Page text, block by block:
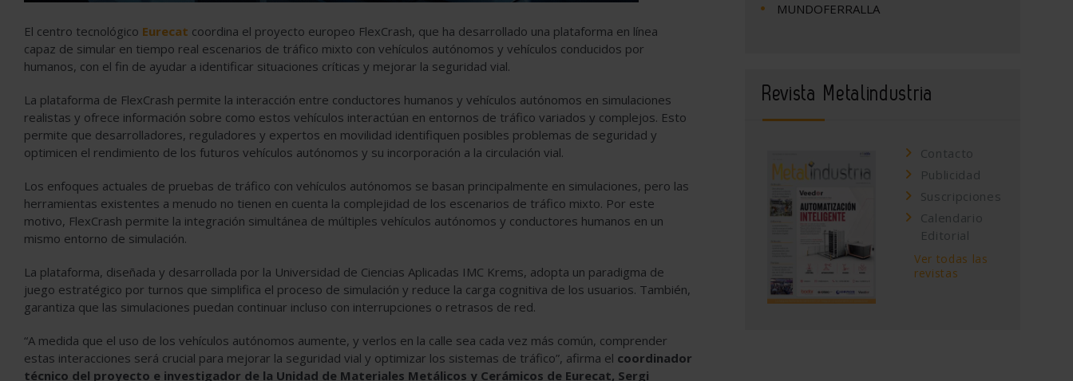
El centro tecnológico Eurecat coordina el proyecto europeo FlexCrash, que ha desarrollado una plataforma en línea
capaz de simular en tiempo real escenarios de tráfico mixto con vehículos autónomos y vehículos conducidos por
humanos, con el fin de ayudar a identificar situaciones críticas y mejorar la seguridad vial.
La plataforma de FlexCrash permite la interacción entre conductores humanos y vehículos autónomos en simulaciones
realistas y ofrece información sobre como estos vehículos interactúan en entornos de tráfico variados y complejos. Esto
permite que desarrolladores, reguladores y expertos en movilidad identifiquen posibles problemas de seguridad y
optimicen el rendimiento de los futuros vehículos autónomos y su incorporación a la circulación vial.
Los enfoques actuales de pruebas de tráfico con vehículos autónomos se basan principalmente en simulaciones, pero las
herramientas existentes a menudo no tienen en cuenta la complejidad de los escenarios de tráfico mixto. Por este
motivo, FlexCrash permite la integración simultánea de múltiples vehículos autónomos y conductores humanos en un
mismo entorno de simulación.
La plataforma, diseñada y desarrollada por la Universidad de Ciencias Aplicadas IMC Krems, adopta un paradigma de
juego estratégico por turnos que simplifica el proceso de simulación y reduce la carga cognitiva de los usuarios. También,
garantiza que las simulaciones puedan continuar incluso con interrupciones o retrasos de red.
“A medida que el uso de los vehículos autónomos aumente, y verlos en la calle sea cada vez más común, comprender
estas interacciones será crucial para mejorar la seguridad vial y optimizar los sistemas de tráfico”, afirma el coordinador
técnico del proyecto e investigador de la Unidad de Materiales Metálicos y Cerámicos de Eurecat, Sergi
MUNDOFERRALLA
Revista Metalindustria
Contacto
Publicidad
Suscripciones
Calendario
Editorial
Ver todas las
revistas